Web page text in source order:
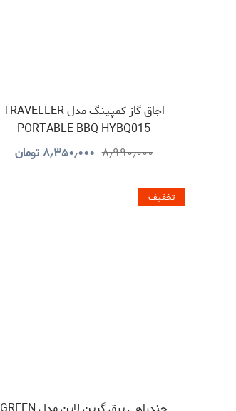
اجاق گاز کمپینگ مدل TRAVELLER
PORTABLE BBQ HYBQ015
۸٫۹۹۰٫۰۰۰ ۸٫۳۵۰٫۰۰۰ تومان
تخفیف